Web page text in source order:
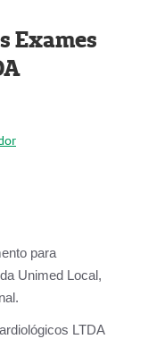
Exames
para
Unimed Local,
LTDA